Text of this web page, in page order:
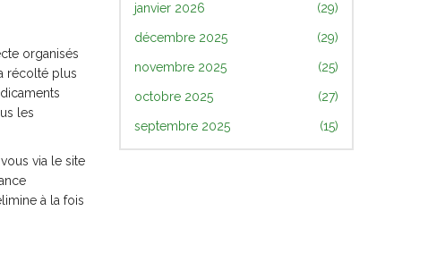
organisés
récolté plus
les
via le site
à la fois
janvier 2026 (29)
décembre 2025 (29)
novembre 2025 (25)
octobre 2025 (27)
septembre 2025 (15)